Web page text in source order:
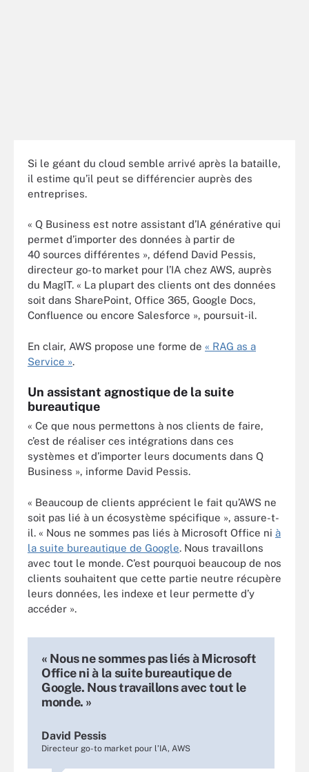
Si le géant du cloud semble arrivé après la bataille,
il estime qu’il peut se différencier auprès des
entreprises.
« Q Business est notre assistant d’IA générative qui
permet d’importer des données à partir de
40 sources différentes », défend David Pessis,
directeur go-to market pour l’IA chez AWS, auprès
du MagIT. « La plupart des clients ont des données
soit dans SharePoint, Office 365, Google Docs,
Confluence ou encore Salesforce », poursuit-il.
En clair, AWS propose une forme de « RAG as a
Service ».
Un assistant agnostique de la suite
bureautique
« Ce que nous permettons à nos clients de faire,
c’est de réaliser ces intégrations dans ces
systèmes et d’importer leurs documents dans Q
Business », informe David Pessis.
« Beaucoup de clients apprécient le fait qu’AWS ne
soit pas lié à un écosystème spécifique », assure-t-
il. « Nous ne sommes pas liés à Microsoft Office ni à
la suite bureautique de Google. Nous travaillons
avec tout le monde. C’est pourquoi beaucoup de nos
clients souhaitent que cette partie neutre récupère
leurs données, les indexe et leur permette d’y
accéder ».
« Nous ne sommes pas liés à Microsoft
Office ni à la suite bureautique de
Google. Nous travaillons avec tout le
monde. »
David Pessis
Directeur go-to market pour l’IA, AWS